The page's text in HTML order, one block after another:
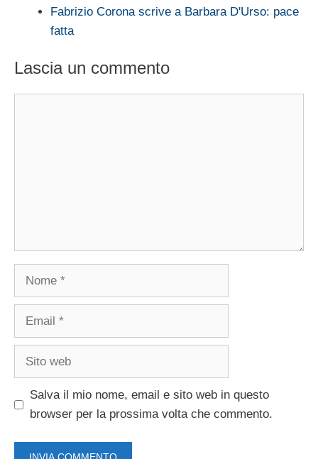
Fabrizio Corona scrive a Barbara D'Urso: pace
fatta
Lascia un commento
Nome
Email
Sito
Salva il mio nome, email e sito web in questo
browser per la prossima volta che commento.